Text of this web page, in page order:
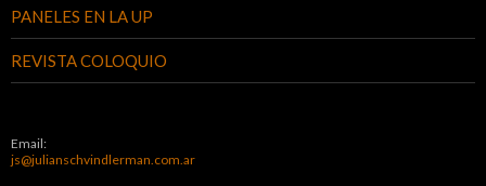
PANELES EN LA UP
REVISTA COLOQUIO
Email:
js@julianschvindlerman.com.ar